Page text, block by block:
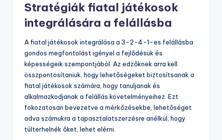
Stratégiák fiatal játékosok
integrálására a felállásba
A fiatal játékosok integrálása a 3-2-4-1-es felállásba
gondos megfontolást igényel a fejlődésük és
képességeik szempontjából. Az edzőknek arra kell
összpontosítaniuk, hogy lehetőségeket biztosítsanak a
fiatal játékosok számára, hogy tanuljanak és
alkalmazkodjanak a felállás követelményeihez. Ezt
fokozatosan bevezetve a mérkőzésekbe, lehetőséget
adva számukra a tapasztalatszerzésre anélkül, hogy
túlterhelnék őket, lehet elérni.